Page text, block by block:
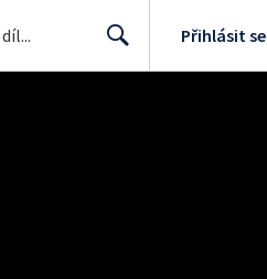
Přihlásit se